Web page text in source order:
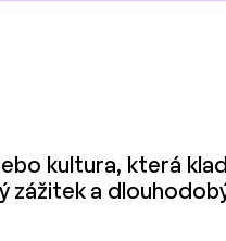
kultura, která
zážitek a